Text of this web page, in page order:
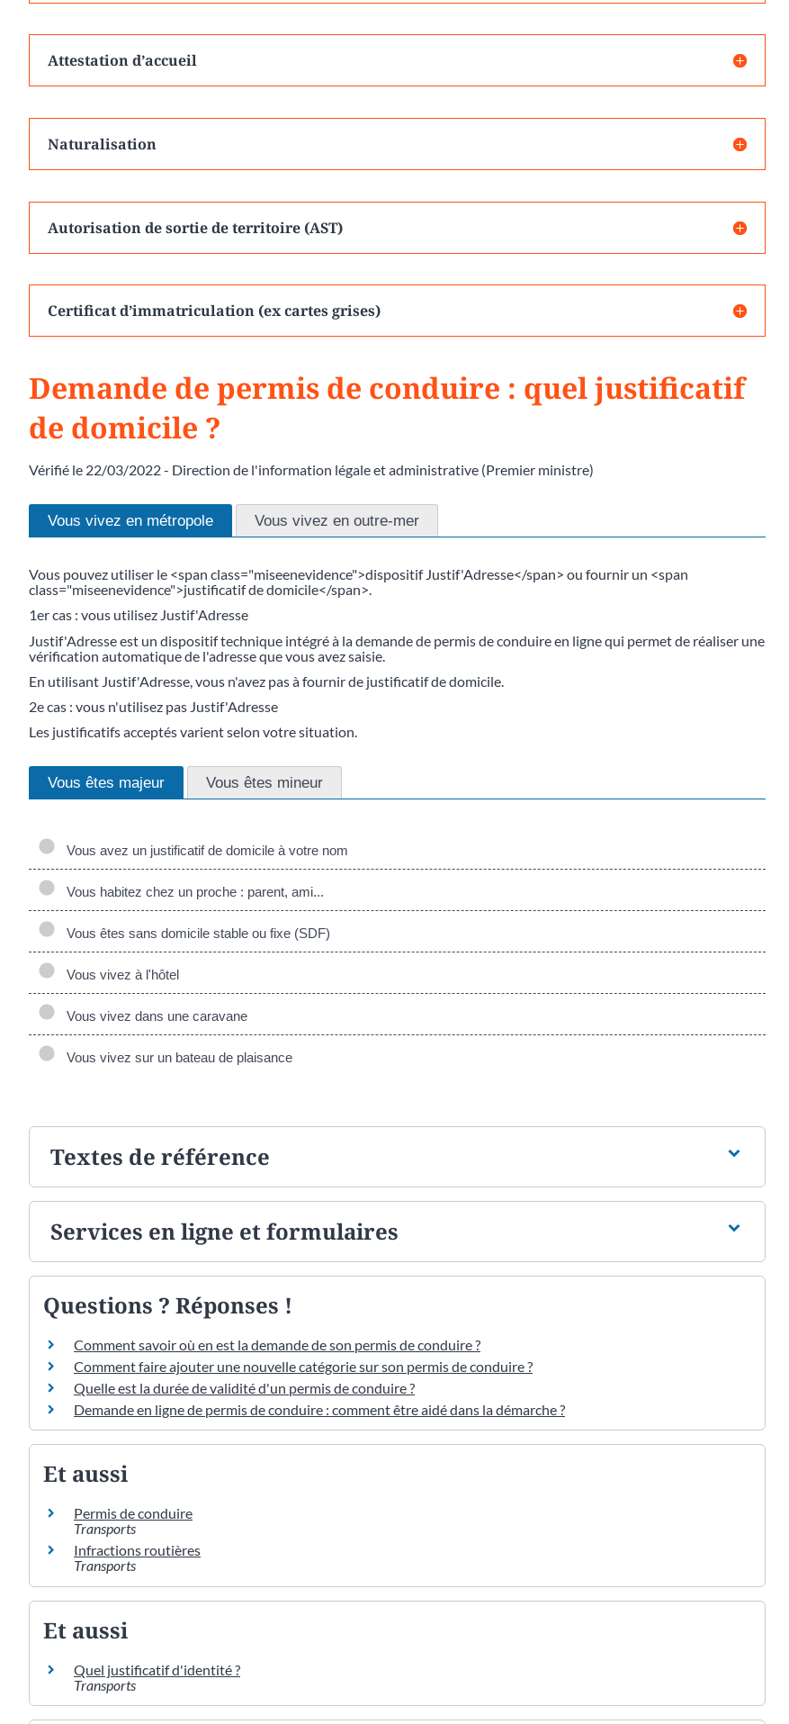
Attestation d’accueil
Naturalisation
Autorisation de sortie de territoire (AST)
Certificat d’immatriculation (ex cartes grises)
Demande de permis de conduire : quel justificatif
de domicile ?
Vérifié le 22/03/2022 - Direction de l'information légale et administrative (Premier ministre)
Vous vivez en métropole Vous vivez en outre-mer
Vous pouvez utiliser le <span class="miseenevidence">dispositif Justif'Adresse</span> ou fournir un <span
class="miseenevidence">justificatif de domicile</span>.
1er cas : vous utilisez Justif'Adresse
Justif'Adresse est un dispositif technique intégré à la demande de permis de conduire en ligne qui permet de réaliser une
vérification automatique de l'adresse que vous avez saisie.
En utilisant Justif'Adresse, vous n'avez pas à fournir de justificatif de domicile.
2e cas : vous n'utilisez pas Justif'Adresse
Les justificatifs acceptés varient selon votre situation.
Vous êtes majeur Vous êtes mineur
Vous avez un justificatif de domicile à votre nom
Vous habitez chez un proche : parent, ami...
Vous êtes sans domicile stable ou fixe (SDF)
Vous vivez à l'hôtel
Vous vivez dans une caravane
Vous vivez sur un bateau de plaisance
Textes de référence
Services en ligne et formulaires
Questions ? Réponses !
Comment savoir où en est la demande de son permis de conduire ?
Comment faire ajouter une nouvelle catégorie sur son permis de conduire ?
Quelle est la durée de validité d'un permis de conduire ?
Demande en ligne de permis de conduire : comment être aidé dans la démarche ?
Et aussi
Permis de conduire
Transports
Infractions routières
Transports
Et aussi
Quel justificatif d'identité ?
Transports